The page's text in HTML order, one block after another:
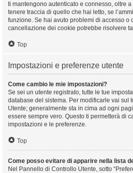
ti mantengono autenticato e connesso, oltre
tenere traccia di quello che hai letto, se
funzione. Se hai avuto problemi di accesso o
cancellazione dei cookie potrebbe risolvere
Top
Impostazioni e preferenze utente
Come cambio le mie impostazioni?
Se sei un utente registrato, tutte le tue
database del sistema. Per modificarle vai sul
Utente; generalmente sta in cima ad ogni
essere sempre vero. Questo ti permetterà di
impostazioni e le preferenze.
Top
Come posso evitare di apparire nella lista
Nel Pannello di Controllo Utente, sotto